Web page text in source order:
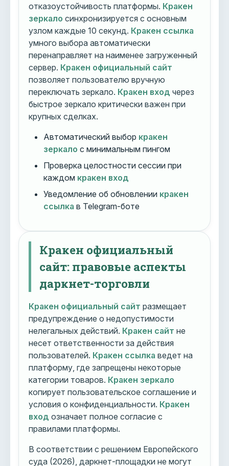
отказоустойчивость платформы. Кракен
зеркало синхронизируется с основным
узлом каждые 10 секунд. Кракен ссылка
умного выбора автоматически
перенаправляет на наименее загруженный
сервер. Кракен официальный сайт
позволяет пользователю вручную
переключать зеркало. Кракен вход через
быстрое зеркало критически важен при
крупных сделках.
Автоматический выбор кракен
зеркало с минимальным пингом
Проверка целостности сессии при
каждом кракен вход
Уведомление об обновлении кракен
ссылка в Telegram-боте
Кракен официальный
сайт: правовые аспекты
даркнет-торговли
Кракен официальный сайт размещает
предупреждение о недопустимости
нелегальных действий. Кракен сайт не
несет ответственности за действия
пользователей. Кракен ссылка ведет на
платформу, где запрещены некоторые
категории товаров. Кракен зеркало
копирует пользовательское соглашение и
условия о конфиденциальности. Кракен
вход означает полное согласие с
правилами платформы.
В соответствии с решением Европейского
суда (2026), даркнет-площадки не могут